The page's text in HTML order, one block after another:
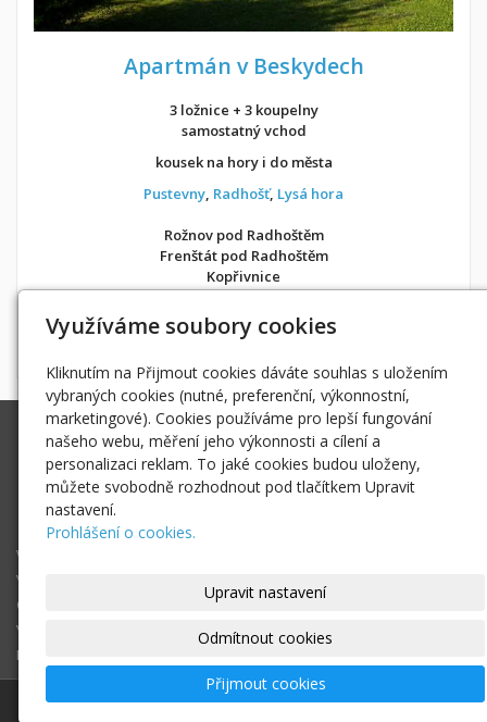
Apartmán v Beskydech
3 ložnice + 3 koupelny
samostatný vchod
kousek na hory i do města
Pustevny, Radhošť, Lysá hora
Rožnov pod Radhoštěm
Frenštát pod Radhoštěm
Kopřivnice
Možnost objednání ubytování také přesAirbnb
Ing. Radek Hoďák
Tichá 502, 742 74 Tichá
IČ: 18979661
radek@hodak.cz
Webové kamery
Vložte webkameru
O projektu webkamery online
Vyhledej webkameru ...
Fotogalerie
Využíváme soubory cookies
Kliknutím na Přijmout cookies dáváte souhlas s uložením
vybraných cookies (nutné, preferenční, výkonnostní,
marketingové). Cookies používáme pro lepší fungování
našeho webu, měření jeho výkonnosti a cílení a
personalizaci reklam. To jaké cookies budou uloženy,
můžete svobodně rozhodnout pod tlačítkem Upravit
nastavení.
Prohlášení o cookies.
Upravit nastavení
Odmítnout cookies
Přijmout cookies